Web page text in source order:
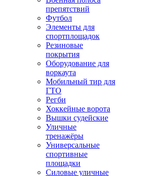
препятствий
Футбол
Элементы для
спортплощадок
Резиновые
покрытия
Оборудование для
воркаута
Мобильный тир для
ГТО
Регби
Хоккейные ворота
Вышки судейские
Уличные
тренажёры
Универсальные
спортивные
площадки
Силовые уличные